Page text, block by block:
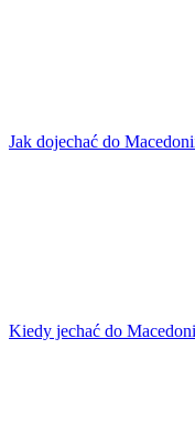
Jak dojechać do
Kiedy jechać do